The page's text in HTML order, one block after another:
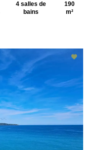
4 salles de
bains
190
m²